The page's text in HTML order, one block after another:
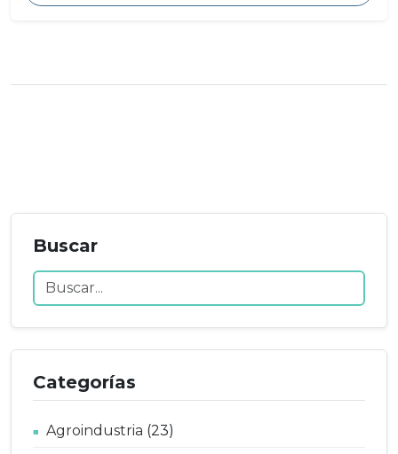
Buscar
Categorías
Agroindustria (23)